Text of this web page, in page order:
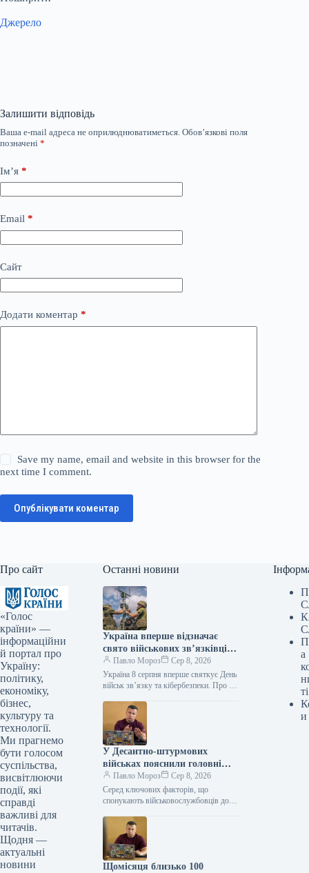
Джерело
Залишити відповідь
Ваша e-mail адреса не оприлюднюватиметься. Обов’язкові поля
позначені *
Ім’я *
Email *
Сайт
Додати коментар *
Save my name, email and website in this browser for the
next time I comment.
Опублікувати коментар
Про сайт
«Голос
країни» —
інформаційни
й портал про
Україну:
політику,
економіку,
бізнес,
культуру та
технології.
Ми прагнемо
бути голосом
суспільства,
висвітлюючи
події, які
справді
важливі для
читачів.
Щодня —
актуальні
новини
Останні новини
Україна вперше відзначає
свято військових зв’язківців
та кіберфахівців
Павло Мороз
Сер 8, 2026
Україна 8 серпня вперше святкує День
військ зв’язку та кібербезпеки. Про це
року Президент Володимир…
У Десантно-штурмових
військах пояснили головні
чинники, що призводять до
тимчасової втрати
боєздатності особового складу.
Павло Мороз
Сер 8, 2026
Серед ключових факторів, що
спонукають військовослужбовців до
служби, виділяють психологічні
аспекти, напружені стосунки з
керівництвом підрозділів, а…
Щомісяця близько 100
а
ті
и